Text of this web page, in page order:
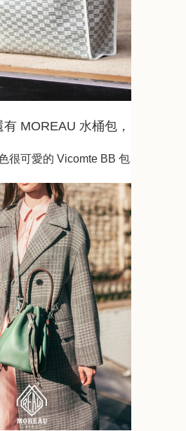
有 MOREAU 水桶包，
很可愛的 Vicomte BB 包